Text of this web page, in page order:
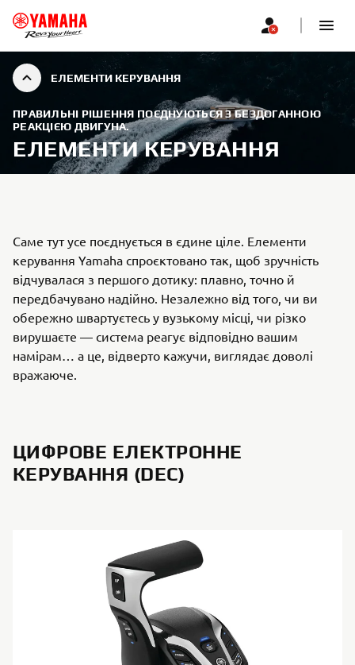
ЕЛЕМЕНТИ КЕРУВАННЯ
ПРАВИЛЬНІ РІШЕННЯ ПОЄДНУЮТЬСЯ З БЕЗДОГАННОЮ
РЕАКЦІЄЮ ДВИГУНА.
ЕЛЕМЕНТИ КЕРУВАННЯ
Саме тут усе поєднується в єдине ціле. Елементи
керування Yamaha спроєктовано так, щоб зручність
відчувалася з першого дотику: плавно, точно й
передбачувано надійно. Незалежно від того, чи ви
обережно швартуєтесь у вузькому місці, чи різко
вирушаєте — система реагує відповідно вашим
намірам… а це, відверто кажучи, виглядає доволі
вражаюче.
ЦИФРОВЕ ЕЛЕКТРОННЕ
КЕРУВАННЯ (DEC)